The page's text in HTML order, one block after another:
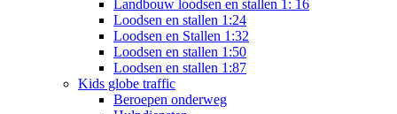
Landbouw loodsen en stallen 1: 16
Loodsen en stallen 1:24
Loodsen en Stallen 1:32
Loodsen en stallen 1:50
Loodsen en stallen 1:87
Kids globe traffic
Beroepen onderweg